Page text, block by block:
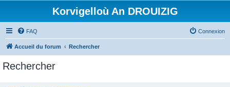
Korvigelloù An DROUIZIG
FAQ Connexion
Accueil du forum Rechercher
Rechercher